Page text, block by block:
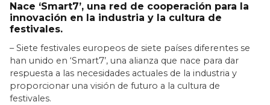
Nace ‘Smart7’, una red de cooperación para la
innovación en la industria y la cultura de
festivales.
– Siete festivales europeos de siete países diferentes se
han unido en ‘Smart7’, una alianza que nace para dar
respuesta a las necesidades actuales de la industria y
proporcionar una visión de futuro a la cultura de
festivales.